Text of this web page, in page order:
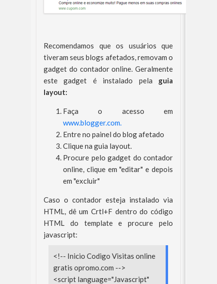
Recomendamos que os usuários que
tiveram seus blogs afetados, removam o
gadget do contador online. Geralmente
este gadget é instalado pela guia
layout:
Faça o acesso em
www.blogger.com.
Entre no painel do blog afetado
Clique na guia layout.
Procure pelo gadget do contador
online, clique em "editar" e depois
em "excluir"
Caso o contador esteja instalado via
HTML, dê um Crtl+F dentro do código
HTML do template e procure pelo
javascript:
<!-- Inicio Codigo Visitas online
gratis opromo.com -->
<script language="Javascript"